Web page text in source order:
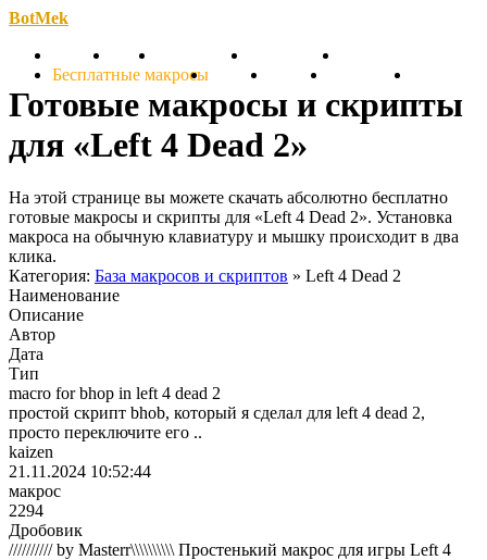
BotMek
Скачать
Обзор Обновления Инструкция
Бесплатные макросы Тарифы Отзывы Поддержка
Готовые макросы и скрипты
для «Left 4 Dead 2»
На этой странице вы можете скачать абсолютно бесплатно
готовые макросы и скрипты для «Left 4 Dead 2». Установка
макроса на обычную клавиатуру и мышку происходит в два
клика.
Категория: База макросов и скриптов » Left 4 Dead 2
Наименование
Описание
Автор
Дата
Тип
macro for bhop in left 4 dead 2
простой скрипт bhob, который я сделал для left 4 dead 2,
просто переключите его ..
kaizen
21.11.2024 10:52:44
макрос
2294
Дробовик
////////// by Masterr\\\\\\\\\\ Простенький макрос для игры Left 4